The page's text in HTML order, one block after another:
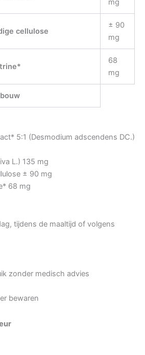
mg
cellulose
± 90
mg
68
mg
5:1 (Desmodium adscendens DC.)
L.) 135 mg
± 90 mg
68 mg
tijdens de maaltijd of volgens
zonder medisch advies
bewaren